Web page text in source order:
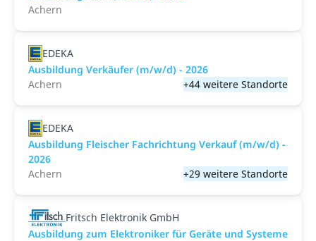
Achern
EDEKA
Ausbildung Verkäufer (m/w/d) - 2026
Achern
+44 weitere Standorte
EDEKA
Ausbildung Fleischer Fachrichtung Verkauf (m/w/d) -
2026
Achern
+29 weitere Standorte
Fritsch Elektronik GmbH
Ausbildung zum Elektroniker für Geräte und Systeme